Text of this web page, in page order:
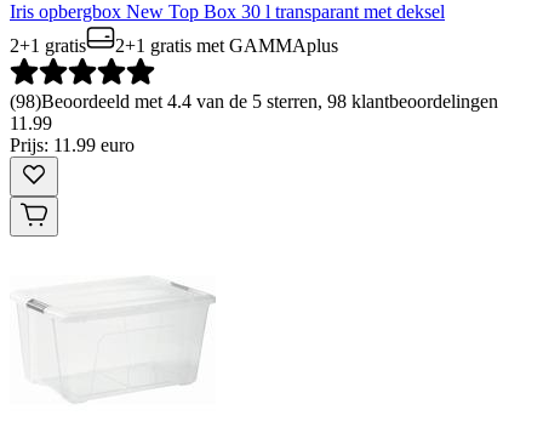
Iris opbergbox New Top Box 30 l transparant met deksel
2+1 gratis
2+1 gratis met GAMMAplus
(98)Beoordeeld met 4.4 van de 5 sterren, 98 klantbeoordelingen
11 .99
Prijs: 11.99 euro